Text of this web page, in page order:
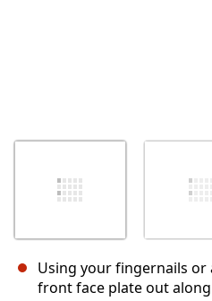
Using your fingernails
front face plate out